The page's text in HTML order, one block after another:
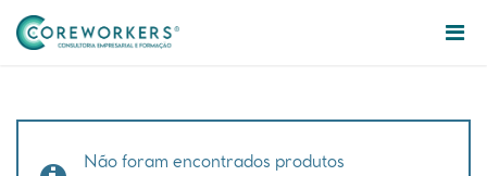
Não foram encontrados produtos